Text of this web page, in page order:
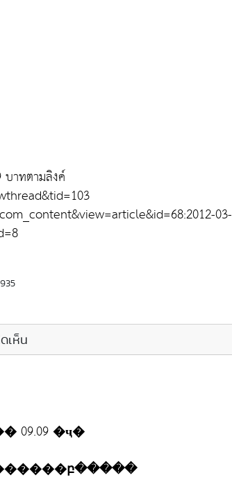
บาทตามลิงค์
03-
เห็น
�ҷ�